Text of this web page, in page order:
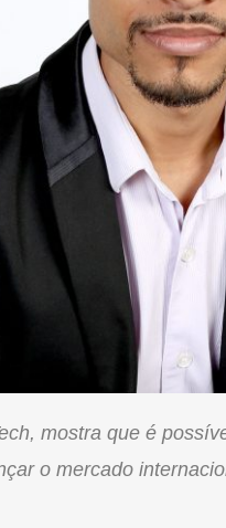
mostra que é
o mercado